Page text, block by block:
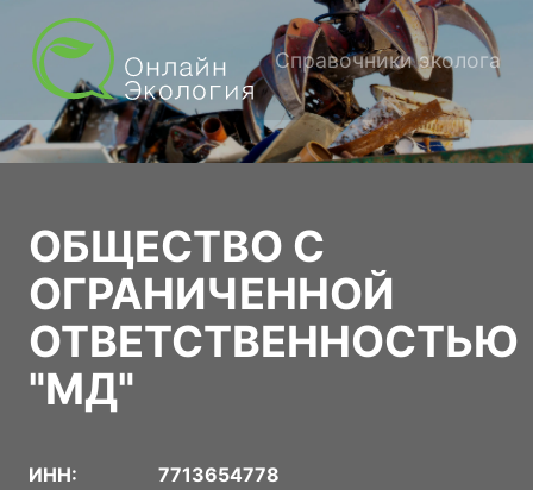
Справочники эколога
ОБЩЕСТВО С
ОГРАНИЧЕННОЙ
ОТВЕТСТВЕННОСТЬЮ
"МД"
ИНН:
7713654778